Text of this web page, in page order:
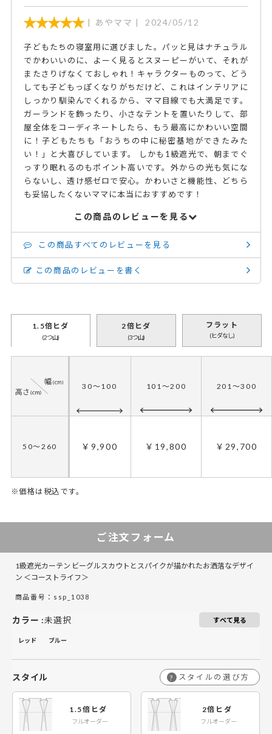
あやママ 2024/05/12
子どもたちの寝室用に選びました。パッと見はナチュラル
でかわいいのに、よーく見るとスヌーピーがいて、それが
またさりげなくておしゃれ！キャラクターものって、どう
しても子どもっぽくなりがちだけど、これはインテリアに
しっかり馴染んでくれるから、ママ目線でも大満足です。
ガーランドを飾ったり、小さなテントを置いたりして、部
屋全体をコーディネートしたら、もう最高にかわいい空間
に！子どもたちも「おうちの中に秘密基地ができたみた
い！」と大喜びしています。 しかも1級遮光で、朝までぐ
っすり眠れるのもポイント高いです。外からの光も気にな
らないし、透け感ゼロで安心。かわいさと機能性、どちら
も妥協したくないママに本当におすすめです！
この商品のレビューを見る
この商品すべてのレビューを見る
この商品のレビューを書く
1.5倍ヒダ
(2つ山)
30～100 101～200 201～300
50～260 ￥9,900 ￥19,800 ￥29,700
※価格は税込です。
2倍ヒダ
(3つ山)
フラット
(ヒダなし)
ご注文フォーム
1級遮光カーテン ビーグルスカウトとスパイクが描かれたお洒落なデザイ
ン ＜コーストライフ＞
商品番号：ssp_1038
カラー :未選択 すべて見る
レッド ブルー
スタイル ? スタイルの選び方
1.5倍ヒダ
フルオーダー
2倍ヒダ
フルオーダー